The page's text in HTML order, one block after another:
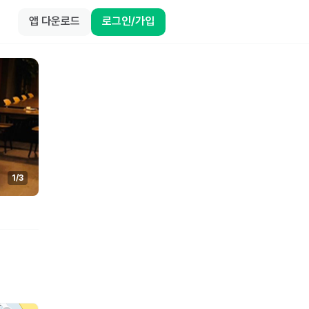
앱 다운로드 로그인/가입
1/3